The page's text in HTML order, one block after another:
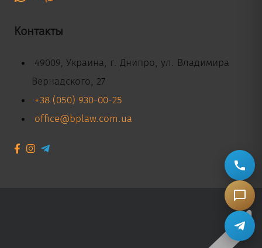
Контакты
49009, Украина, г. Днипро, ул. Владимира
Вернадского, 27
+38 (050) 930-00-25
office@bplaw.com.ua